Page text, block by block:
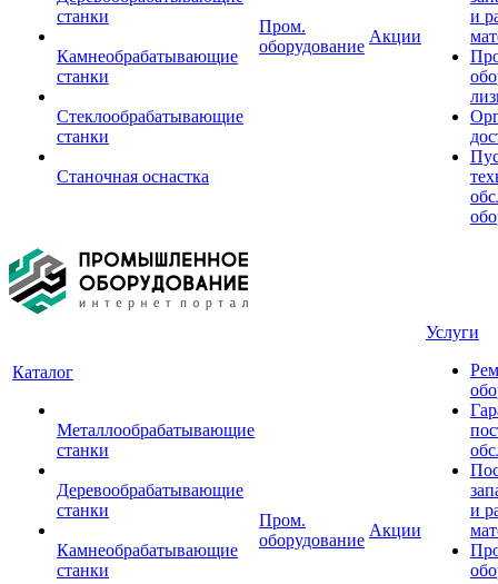
станки
Камнеобрабатывающие
станки
Стеклообрабатывающие
станки
Станочная оснастка
Пром.
оборудование
Акции
и
Каталог
Металлообрабатывающие
станки
Деревообрабатывающие
станки
Камнеобрабатывающие
станки
Пром.
оборудование
Акции
Услуги
и